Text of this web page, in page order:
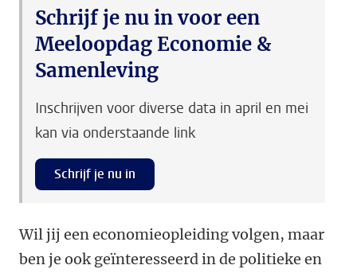
Schrijf je nu in voor een
Meeloopdag Economie &
Samenleving
Inschrijven voor diverse data in april en mei
kan via onderstaande link
Schrijf je nu in
Wil jij een economieopleiding volgen, maar
ben je ook geïnteresseerd in de politieke en